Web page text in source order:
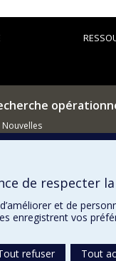
Nouvelles
de respecter
et de
enregistrent vos
refuser Tout